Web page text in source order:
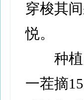
穿梭其
悦。
种植户
一茬摘